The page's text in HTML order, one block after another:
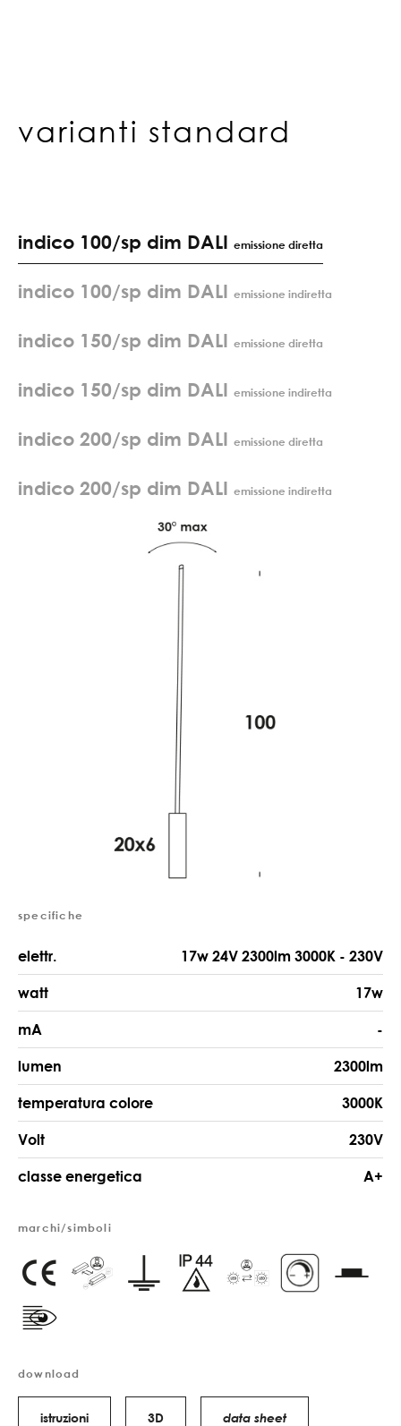
varianti standard
indico 100/sp dim DALI emissione diretta
indico 100/sp dim DALI emissione indiretta
indico 150/sp dim DALI emissione diretta
indico 150/sp dim DALI emissione indiretta
indico 200/sp dim DALI emissione diretta
indico 200/sp dim DALI emissione indiretta
specifiche
elettr. 17w 24V 2300lm 3000K - 230V
watt 17w
mA -
lumen 2300lm
temperatura colore 3000K
Volt 230V
classe energetica A+
marchi/simboli
download
istruzioni 3D data sheet